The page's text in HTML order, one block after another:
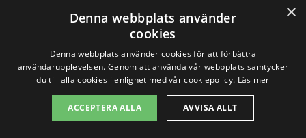
pris.se för att snabbt och enkelt få
kontakt med professionella hantverkare i
ditt närområde.
Ett bra tips är att inte bara fokusera på
×
Denna webbplats använder
cookies
Denna webbplats använder cookies för att förbättra
användarupplevelsen. Genom att använda vår webbplats samtycker
du till alla cookies i enlighet med vår cookiepolicy. Läs mer
ACCEPTERA ALLA AVVISA ALLT